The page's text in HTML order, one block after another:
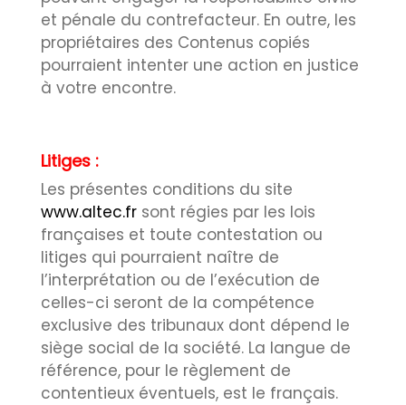
et pénale du contrefacteur. En outre, les
propriétaires des Contenus copiés
pourraient intenter une action en justice
à votre encontre.
Litiges :
Les présentes conditions du site
www.altec.frsont régies par les lois
françaises et toute contestation ou
litiges qui pourraient naître de
l’interprétation ou de l’exécution de
celles-ci seront de la compétence
exclusive des tribunaux dont dépend le
siège social de la société. La langue de
référence, pour le règlement de
contentieux éventuels, est le français.